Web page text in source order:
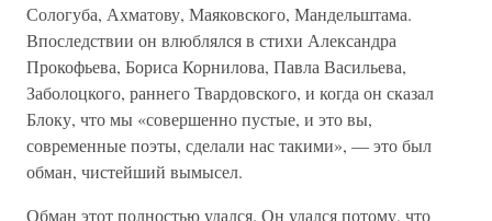
Сологуба, Ахматову, Маяковского, Мандельштама.
Впоследствии он влюблялся в стихи Александра
Прокофьева, Бориса Корнилова, Павла Васильева,
Заболоцкого, раннего Твардовского, и когда он сказал
Блоку, что мы «совершенно пустые, и это вы,
современные поэты, сделали нас такими», — это был
обман, чистейший вымысел.
Обман этот полностью удался. Он удался потому, что